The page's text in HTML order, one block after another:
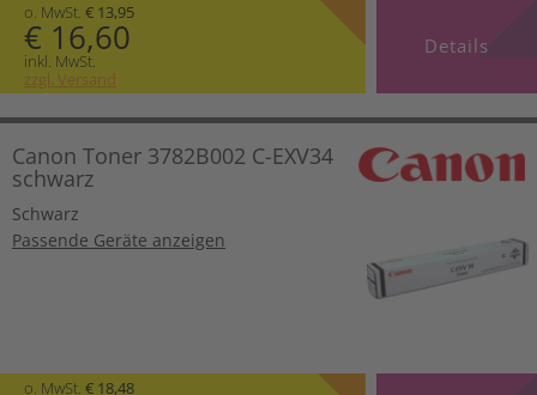
o. MwSt. € 13,95
€ 16,60
inkl. MwSt.
zzgl. Versand
Details
Canon Toner 3782B002 C-EXV34
schwarz
Schwarz
Passende Geräte anzeigen
o. MwSt. € 18,48